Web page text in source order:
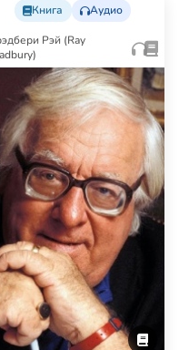
Книга Аудио
Рэй (Ray